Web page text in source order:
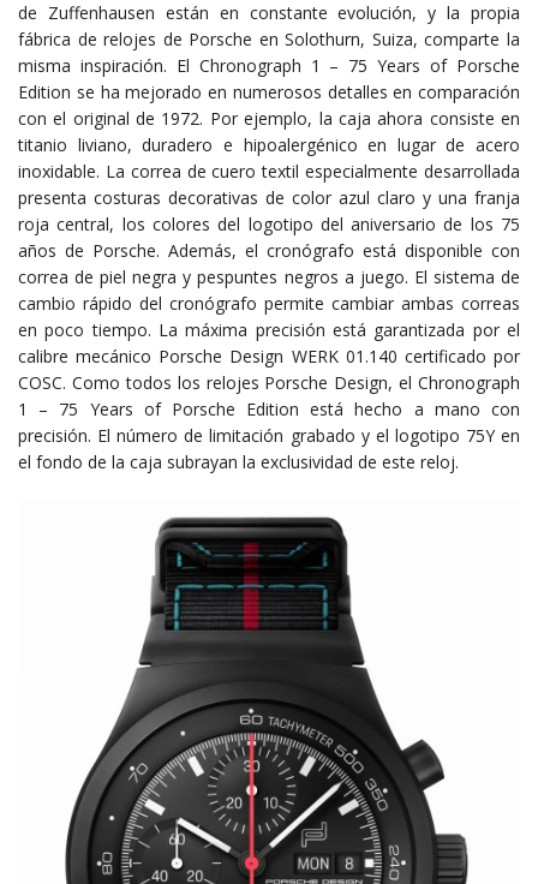
de Zuffenhausen están en constante evolución, y la propia
fábrica de relojes de Porsche en Solothurn, Suiza, comparte la
misma inspiración. El Chronograph 1 – 75 Years of Porsche
Edition se ha mejorado en numerosos detalles en comparación
con el original de 1972. Por ejemplo, la caja ahora consiste en
titanio liviano, duradero e hipoalergénico en lugar de acero
inoxidable. La correa de cuero textil especialmente desarrollada
presenta costuras decorativas de color azul claro y una franja
roja central, los colores del logotipo del aniversario de los 75
años de Porsche. Además, el cronógrafo está disponible con
correa de piel negra y pespuntes negros a juego. El sistema de
cambio rápido del cronógrafo permite cambiar ambas correas
en poco tiempo. La máxima precisión está garantizada por el
calibre mecánico Porsche Design WERK 01.140 certificado por
COSC. Como todos los relojes Porsche Design, el Chronograph
1 – 75 Years of Porsche Edition está hecho a mano con
precisión. El número de limitación grabado y el logotipo 75Y en
el fondo de la caja subrayan la exclusividad de este reloj.